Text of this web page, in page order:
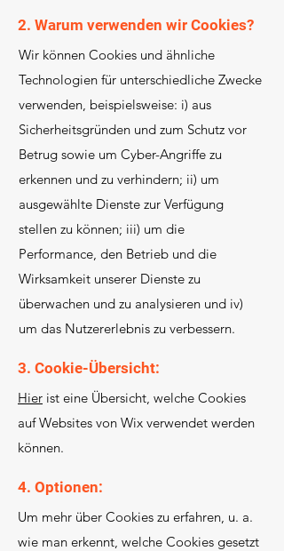
2. Warum verwenden wir Cookies?
Wir können Cookies und ähnliche
Technologien für unterschiedliche Zwecke
verwenden, beispielsweise: i) aus
Sicherheitsgründen und zum Schutz vor
Betrug sowie um Cyber-Angriffe zu
erkennen und zu verhindern; ii) um
ausgewählte Dienste zur Verfügung
stellen zu können; iii) um die
Performance, den Betrieb und die
Wirksamkeit unserer Dienste zu
überwachen und zu analysieren und iv)
um das Nutzererlebnis zu verbessern.
3. Cookie-Übersicht:
Hier ist eine Übersicht, welche Cookies
auf Websites von Wix verwendet werden
können.
4. Optionen:
Um mehr über Cookies zu erfahren, u. a.
wie man erkennt, welche Cookies gesetzt